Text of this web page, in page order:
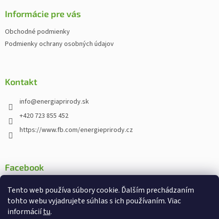
Tento web používa súbory cookie. Ďalším prechádzaním
tohto webu vyjadrujete súhlas s ich používaním. Viac
informáciítu.
Informácie pre vás
Obchodné podmienky
Podmienky ochrany osobných údajov
Kontakt
info@energiaprirody.sk
+420 723 855 452
https://www.fb.com/energieprirody.cz
Facebook